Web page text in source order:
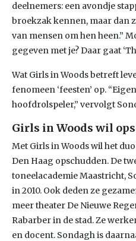
deelnemers: een avondje
broekzak kennen, maar dan
van mensen om hen heen.”
gegeven met je? Daar gaat
Wat Girls in Woods betreft
fenomeen ‘feesten’ op.
hoofdrolspeler,” vervolgt
Girls in Woods wil
Met Girls in Woods wil het
Den Haag opschudden. De
toneelacademie Maastricht,
in 2010. Ook deden ze
meer theater De Nieuwe
Rabarber in de stad. Ze
en docent. Sondagh is